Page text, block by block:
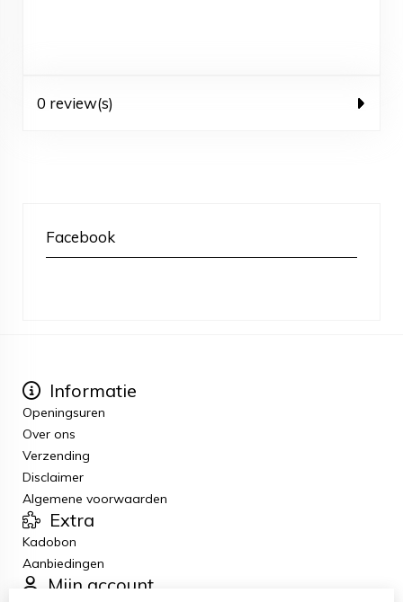
0 review(s)
Facebook
Informatie
Openingsuren
Over ons
Verzending
Disclaimer
Algemene voorwaarden
Extra
Kadobon
Aanbiedingen
Mijn account